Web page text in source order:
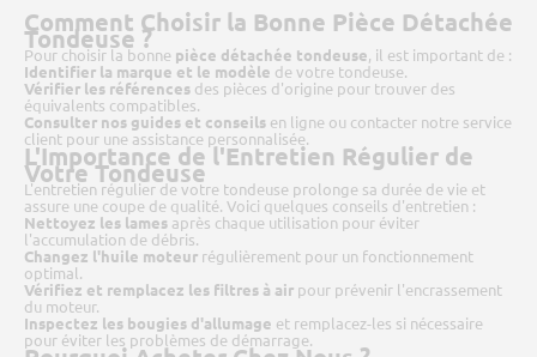
Comment Choisir la Bonne Pièce Détachée
Tondeuse ?
Pour choisir la bonne pièce détachée tondeuse, il est important de :
Identifier la marque et le modèle de votre tondeuse.
Vérifier les références des pièces d'origine pour trouver des
équivalents compatibles.
Consulter nos guides et conseils en ligne ou contacter notre service
client pour une assistance personnalisée.
L'Importance de l'Entretien Régulier de
Votre Tondeuse
L'entretien régulier de votre tondeuse prolonge sa durée de vie et
assure une coupe de qualité. Voici quelques conseils d'entretien :
Nettoyez les lames après chaque utilisation pour éviter
l'accumulation de débris.
Changez l'huile moteur régulièrement pour un fonctionnement
optimal.
Vérifiez et remplacez les filtres à air pour prévenir l'encrassement
du moteur.
Inspectez les bougies d'allumage et remplacez-les si nécessaire
pour éviter les problèmes de démarrage.